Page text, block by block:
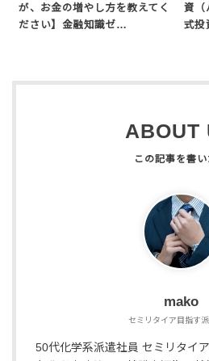
が、お金の増やし方を教えてく
ださい】金融知識ゼ…
資（
式投
ABOUT
mako
セミリタイア目指す
50代化学系派遣社員 セミリタイ